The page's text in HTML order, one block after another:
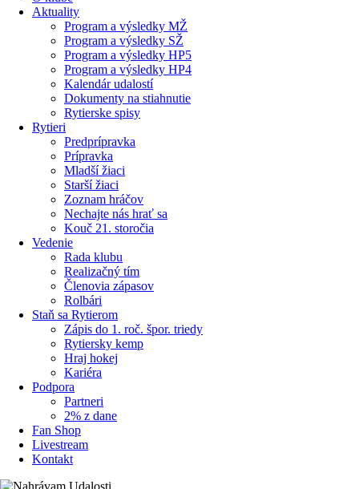
Aktuality
Program a výsledky MŽ
Program a výsledky SŽ
Program a výsledky HP5
Program a výsledky HP4
Kalendár udalostí
Dokumenty na stiahnutie
Rytierske spisy
Rytieri
Predprípravka
Prípravka
Mladší žiaci
Starší žiaci
Zoznam hráčov
Nechajte nás hrať sa
Kouč 21. storočia
Vedenie
Rada klubu
Realizačný tím
Členovia zápasov
Rolbári
Staň sa Rytierom
Zápis do 1. roč. špor. triedy
Rytiersky kemp
Hraj hokej
Kariéra
Podpora
Partneri
2% z dane
Fan Shop
Livestream
Kontakt